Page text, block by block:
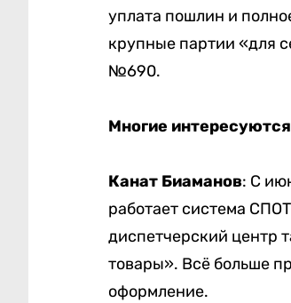
уплата пошлин и
крупные партии «для
№690.
Многие
Канат Биаманов: С
работает система
диспетчерский центр
товары». Всё больше
оформление.